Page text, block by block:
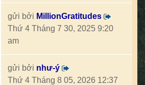
gửi bởi MillionGratitudes
Thứ 4 Tháng 7 30, 2025 9:20
am
gửi bởi như-ý
Thứ 4 Tháng 8 05, 2026 12:37